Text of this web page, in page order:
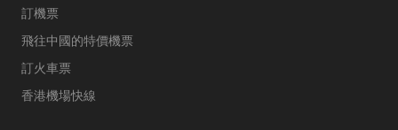
訂機票
飛往中國的特價機票
訂火車票
香港機場快線